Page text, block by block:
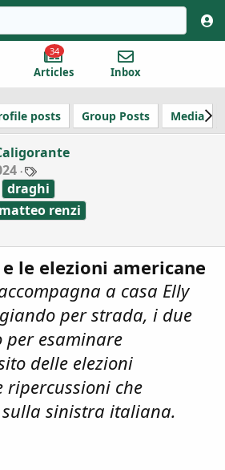
Articles
34
Inbox
posts Group Posts Media
a
g
s
draghi
matteo renzi
e le elezioni americane
a casa Elly
per strada, i due
esaminare
delle elezioni
ripercussioni che
sinistra italiana.